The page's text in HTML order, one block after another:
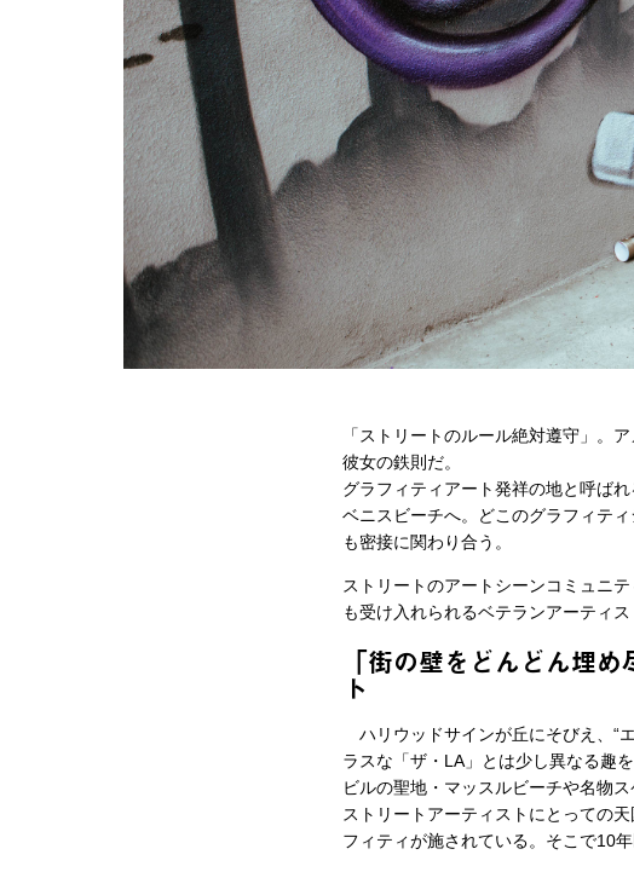
「ストリートのルール絶対遵守」。
彼女の鉄則だ。
グラフィティアート発祥の地と呼ば
ベニスビーチへ。どこのグラフィテ
も密接に関わり合う。
ストリートのアートシーンコミュニ
も受け入れられるベテランアーティス
「街の壁をどんどん埋
ト
ハリウッドサインが丘にそびえ、“
ラスな「ザ・LA」とは少し異なる趣
ビルの聖地・マッスルビーチや名物
ストリートアーティストにとっての
フィティが施されている。そこで10